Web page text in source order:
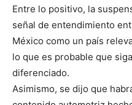
Entre lo positivo, la
señal de entendimiento
México como un país
lo que es probable que
diferenciado.
Asimismo, se dijo que